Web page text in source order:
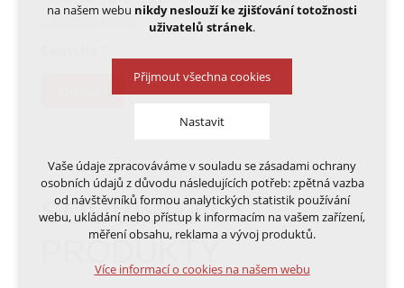
osobních údajů.
SOUVISEJÍCÍ
PRODUKTY
na našem webu nikdy neslouží ke zjišťování totožnosti
uživatelů stránek.
Přijmout všechna cookies
Nastavit
Technická cookies
nutná pro provozování webu
udržení kontextu stránek (session): případná
přihlášení, volby jazyka, apod.
Volitelná cookies
analytická pro anonymizované vyhodnocení
Vaše údaje zpracováváme v souladu se zásadami ochrany
osobních údajů z důvodu následujících potřeb: zpětná vazba
od návštěvníků formou analytických statistik používání
webu, ukládání nebo přístup k informacím na vašem zařízení,
měření obsahu, reklama a vývoj produktů.
Více informací o cookies na našem webu